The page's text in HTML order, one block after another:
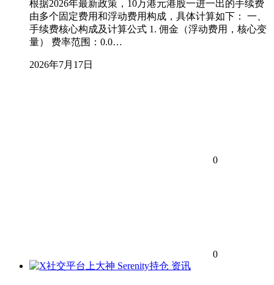
根据2026年最新政策，10万港元港股一进一出的手续费
由多个固定费用和浮动费用构成，具体计算如下： 一、
手续费核心构成及计算公式 1. 佣金（浮动费用，核心变
量） 费率范围：0.0…
2026年7月17日
0
0
资讯